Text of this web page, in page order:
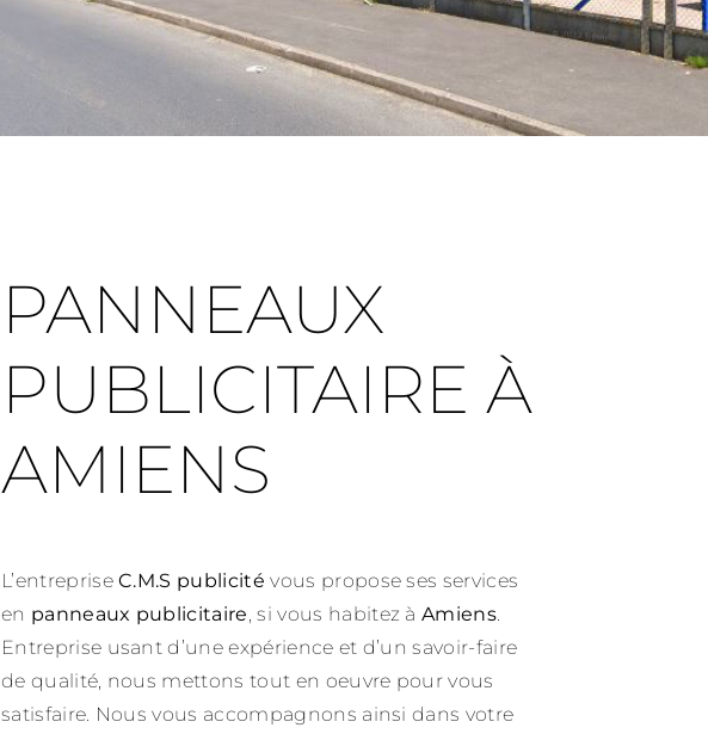
PANNEAUX
PUBLICITAIRE À
AMIENS
L’entrepriseC.M.S publicité vous propose ses services
en panneaux publicitaire, si vous habitez àAmiens.
Entreprise usant d’une expérience et d’un savoir-faire
de qualité, nous mettons tout en oeuvre pour vous
satisfaire. Nous vous accompagnons ainsi dans votre